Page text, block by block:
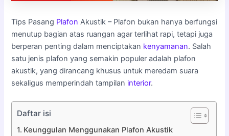
Tips Pasang Plafon Akustik – Plafon bukan hanya berfungsi
menutup bagian atas ruangan agar terlihat rapi, tetapi juga
berperan penting dalam menciptakan kenyamanan. Salah
satu jenis plafon yang semakin populer adalah plafon
akustik, yang dirancang khusus untuk meredam suara
sekaligus memperindah tampilan interior.
Daftar isi
Keunggulan Menggunakan Plafon Akustik